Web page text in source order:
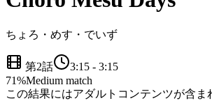
ちょろ・めす・でいず
第2話 3:15 - 3:15
71%Medium match
この結果にはアダルトコンテンツが含ま